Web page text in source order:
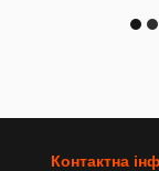
Контактна